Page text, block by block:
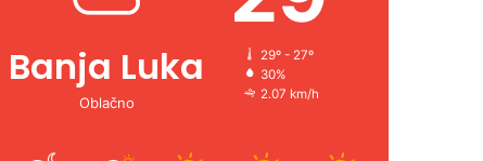
Banja Luka
Oblačno
29º - 27º
30%
2.07 km/h